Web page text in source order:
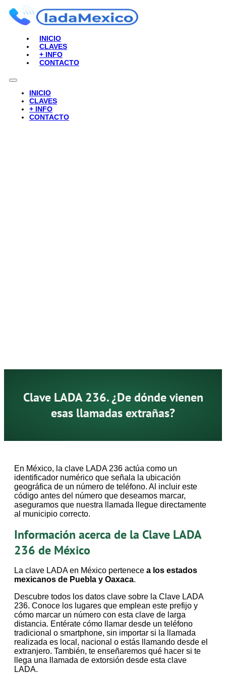
INICIO
CLAVES
+ INFO
CONTACTO
INICIO
CLAVES
+ INFO
CONTACTO
Clave LADA 236. ¿De dónde vienen
esas llamadas extrañas?
En México, la clave LADA 236 actúa como un
identificador numérico que señala la ubicación
geográfica de un número de teléfono. Al incluir este
código antes del número que deseamos marcar,
aseguramos que nuestra llamada llegue directamente
al municipio correcto.
Información acerca de la Clave LADA
236 de México
La clave LADA en México pertenece a los estados
mexicanos de Puebla y Oaxaca.
Descubre todos los datos clave sobre la Clave LADA
236. Conoce los lugares que emplean este prefijo y
cómo marcar un número con esta clave de larga
distancia. Entérate cómo llamar desde un teléfono
tradicional o smartphone, sin importar si la llamada
realizada es local, nacional o estás llamando desde el
extranjero. También, te enseñaremos qué hacer si te
llega una llamada de extorsión desde esta clave
LADA.